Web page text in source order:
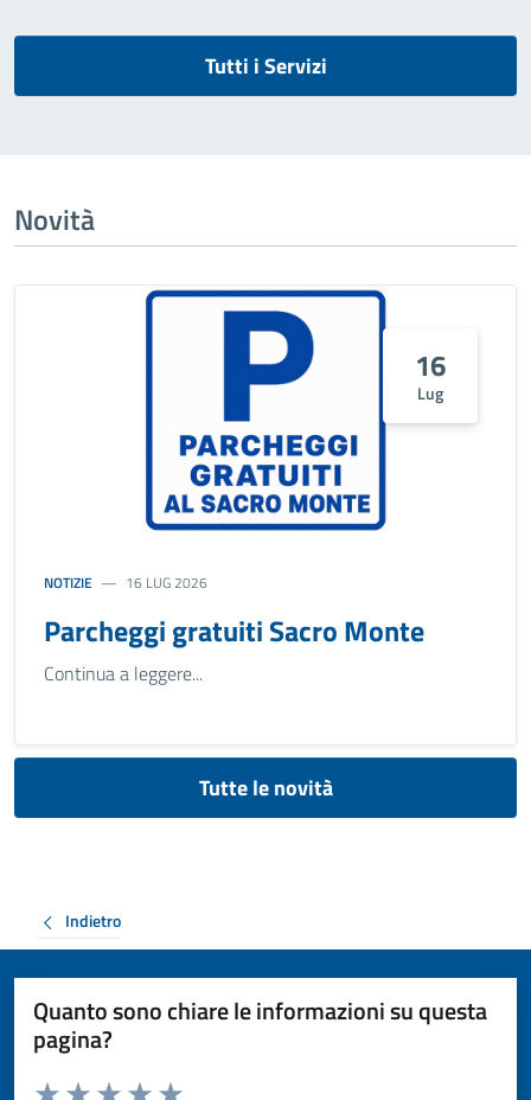
Tutti i Servizi
Novità
16
Lug
NOTIZIE 16 LUG 2026
Parcheggi gratuiti Sacro Monte
Continua a leggere...
Tutte le novità
Indietro
Quanto sono chiare le informazioni su questa
pagina?
Valuta da 1 a 5 stelle la pagina